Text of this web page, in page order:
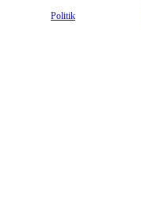
Politik